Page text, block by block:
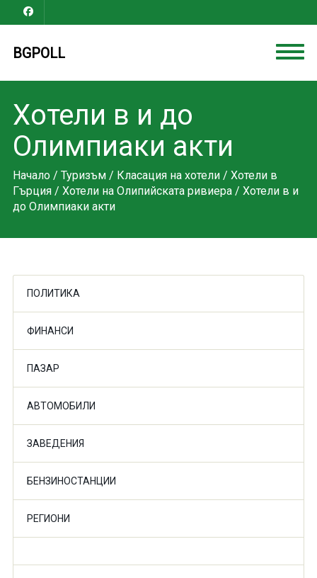
BGPOLL
Хотели в и до
Олимпиаки акти
Начало/ Туризъм/ Класация на хотели/ Хотели в
Гърция/ Хотели на Олипийската ривиера/ Хотели в и
до Олимпиаки акти
ПОЛИТИКА
ФИНАНСИ
ПАЗАР
АВТОМОБИЛИ
ЗАВЕДЕНИЯ
БЕНЗИНОСТАНЦИИ
РЕГИОНИ